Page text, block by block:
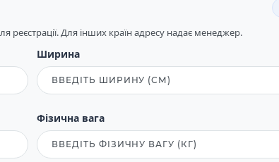
реєстрації. Для інших країн адресу надає менеджер.
Ширина
Фізична вага